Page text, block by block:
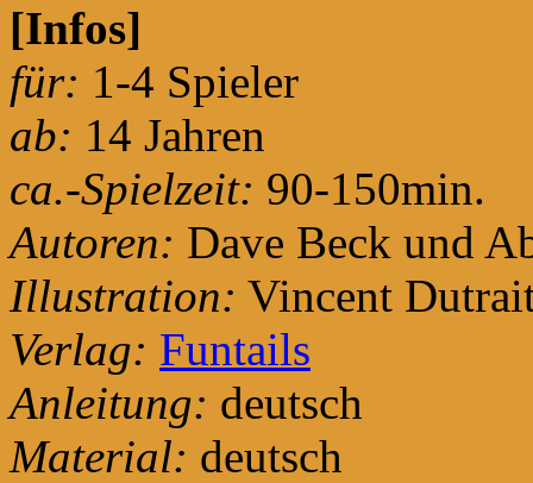
[Infos]
für: 1-4 Spieler
ab: 14 Jahren
ca.-Spielzeit: 90-150min.
Autoren: Dave Beck und
Illustration: Vincent
Verlag: Funtails
Anleitung: deutsch
Material: deutsch